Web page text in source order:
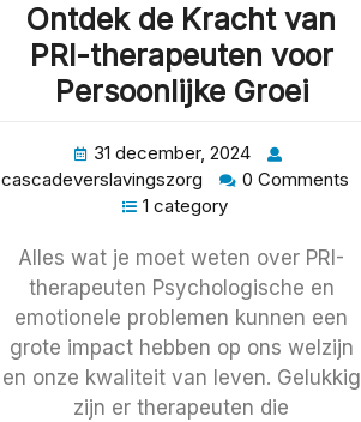
Ontdek de Kracht van
PRI-therapeuten voor
Persoonlijke Groei
31 december, 2024
cascadeverslavingszorg
0 Comments
1 category
Alles wat je moet weten over PRI-
therapeuten Psychologische en
emotionele problemen kunnen een
grote impact hebben op ons welzijn
en onze kwaliteit van leven. Gelukkig
zijn er therapeuten die